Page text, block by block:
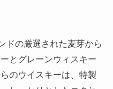
ドの厳選された麦芽から
とグレーンウィスキー
のウイスキーは、特製